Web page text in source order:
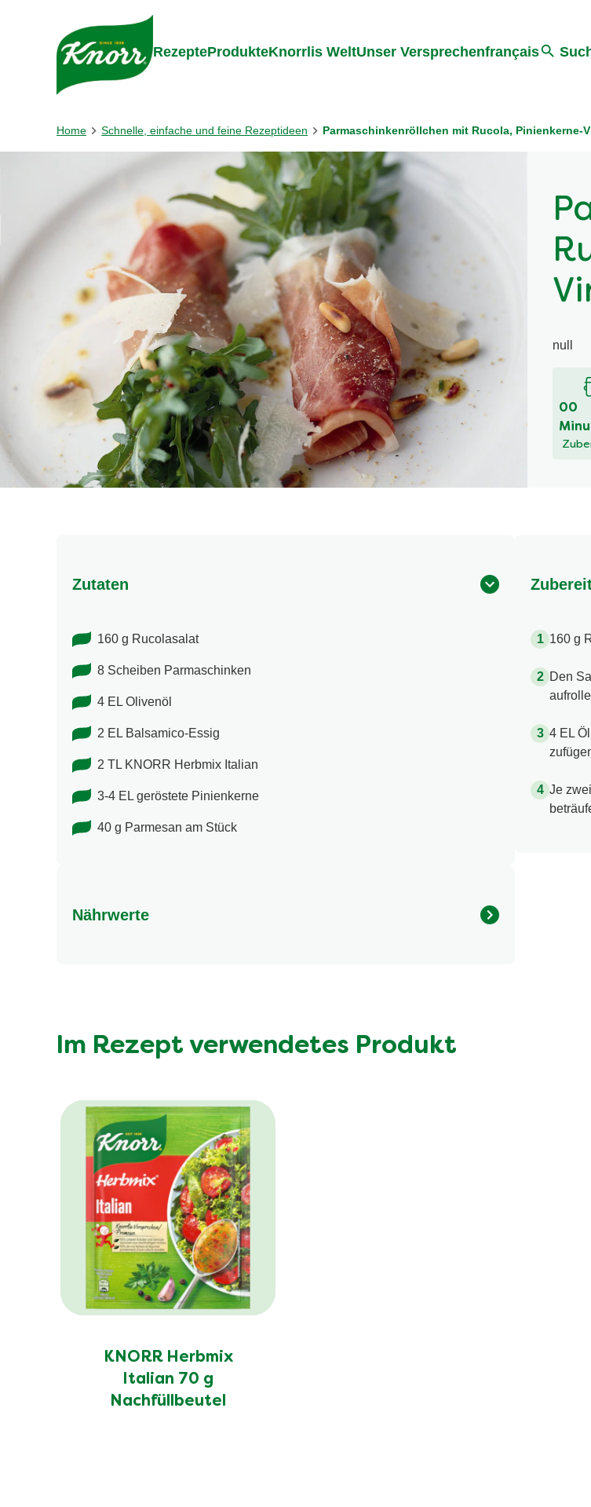
Gehe zu:
RezepteProdukteKnorrlis WeltUnser Versprechenfrançais
Home Schnelle, einfache und feine Rezeptideen Parmaschinkenröllchen mit Rucola, Pinienkerne-
null
00
Zutaten
160 g Rucolasalat
8 Scheiben Parmaschinken
4 EL Olivenöl
2 EL Balsamico-Essig
2 TL KNORR Herbmix Italian
3-4 EL geröstete Pinienkerne
40 g Parmesan am Stück
160 g
Den
4 EL
Je
Nährwerte
Kohlenhydrate (g)
Eiweiss (g)
Ballaststoffe (g)
Salz (g)
Im Rezept verwendetes Produkt
KNORR Herbmix
Italian 70 g
Nachfüllbeutel